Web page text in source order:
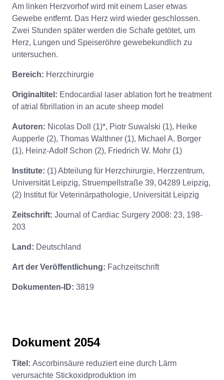
Am linken Herzvorhof wird mit einem Laser etwas
Gewebe entfernt. Das Herz wird wieder geschlossen.
Zwei Stunden später werden die Schafe getötet, um
Herz, Lungen und Speiseröhre gewebekundlich zu
untersuchen.
Bereich: Herzchirurgie
Originaltitel: Endocardial laser ablation fort he treatment
of atrial fibrillation in an acute sheep model
Autoren: Nicolas Doll (1)*, Piotr Suwalski (1), Heike
Aupperle (2), Thomas Walthner (1), Michael A. Borger
(1), Heinz-Adolf Schon (2), Friedrich W. Mohr (1)
Institute: (1) Abteilung für Herzchirurgie, Herzzentrum,
Universität Leipzig, Struempellstraße 39, 04289 Leipzig,
(2) Institut für Veterinärpathologie, Universität Leipzig
Zeitschrift: Journal of Cardiac Surgery 2008: 23, 198-
203
Land: Deutschland
Art der Veröffentlichung: Fachzeitschrift
Dokumenten-ID: 3819
Dokument 2054
Titel: Ascorbinsäure reduziert eine durch Lärm
verursachte Stickoxidproduktion im